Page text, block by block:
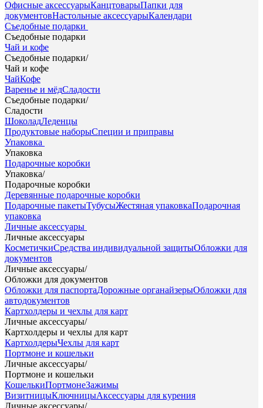
Офисные аксессуарыКанцтоварыПапки для
документовНастольные аксессуарыКалендари
Съедобные подарки
Съедобные подарки
Чай и кофе
Съедобные подарки/
Чай и кофе
ЧайКофе
Варенье и мёдСладости
Съедобные подарки/
Сладости
ШоколадЛеденцы
Продуктовые наборыСпеции и приправы
Упаковка
Упаковка
Подарочные коробки
Упаковка/
Подарочные коробки
Деревянные подарочные коробки
Подарочные пакетыТубусыЖестяная упаковкаПодарочная
упаковка
Личные аксессуары
Личные аксессуары
КосметичкиСредства индивидуальной защитыОбложки для
документов
Личные аксессуары/
Обложки для документов
Обложки для паспортаДорожные органайзерыОбложки для
автодокументов
Картхолдеры и чехлы для карт
Личные аксессуары/
Картхолдеры и чехлы для карт
КартхолдерыЧехлы для карт
Портмоне и кошельки
Личные аксессуары/
Портмоне и кошельки
КошелькиПортмонеЗажимы
ВизитницыКлючницыАксессуары для курения
Личные аксессуары/